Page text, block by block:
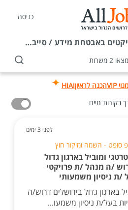
כניסה
באבטחת מידע / סייבר בירושלים
2 משרות
מנוי VIP הכנה לראיוןHiAi
בקורות חיים
לפני 3 ימים
ומוביל בארגון גדול
/ה מנהל /ת פרויקטי
/ת ניסיון משמעותי
בארגון גדול בירושלים דרוש/ה
בעל/ת ניסיון משמעו...